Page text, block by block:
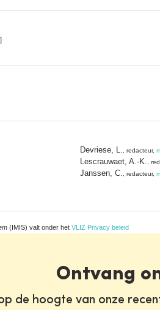
]
Devriese, L. , redacteur,
Lescrauwaet, A.-K. ,
Janssen, C. , redacteur,
(IMIS) valt onder het VLIZ Privacy beleid
Ontvang
de hoogte van onze